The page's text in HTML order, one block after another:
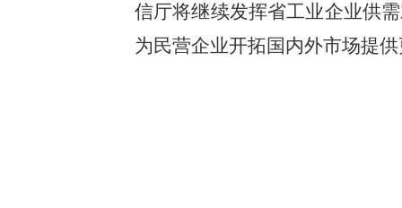
信厅将继续发挥省工业企业供
为民营企业开拓国内外市场提